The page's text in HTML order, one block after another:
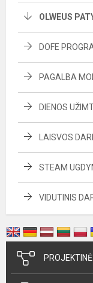
OLWEUS
DOFE
PAGALBA
DIENOS
LAISVOS
STEAM
VIDUTINIS